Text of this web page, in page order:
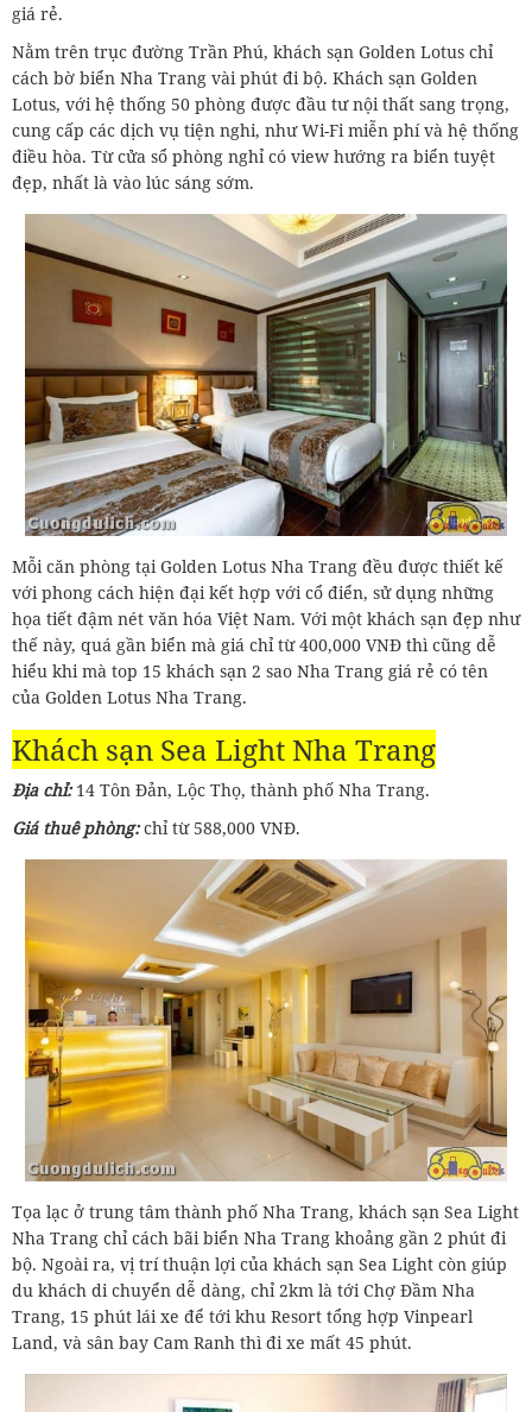
giá rẻ.
Nằm trên trục đường Trần Phú, khách sạn Golden Lotus chỉ
cách bờ biển Nha Trang vài phút đi bộ. Khách sạn Golden
Lotus, với hệ thống 50 phòng được đầu tư nội thất sang trọng,
cung cấp các dịch vụ tiện nghi, như Wi-Fi miễn phí và hệ thống
điều hòa. Từ cửa sổ phòng nghỉ có view hướng ra biển tuyệt
đẹp, nhất là vào lúc sáng sớm.
Mỗi căn phòng tại Golden Lotus Nha Trang đều được thiết kế
với phong cách hiện đại kết hợp với cổ điển, sử dụng những
họa tiết đậm nét văn hóa Việt Nam. Với một khách sạn đẹp như
thế này, quá gần biển mà giá chỉ từ 400,000 VNĐ thì cũng dễ
hiểu khi mà top 15 khách sạn 2 sao Nha Trang giá rẻ có tên
của Golden Lotus Nha Trang.
Khách sạn Sea Light Nha Trang
Địa chỉ:14 Tôn Đản, Lộc Thọ, thành phố Nha Trang.
Giá thuê phòng:chỉ từ 588,000 VNĐ.
Tọa lạc ở trung tâm thành phố Nha Trang, khách sạn Sea Light
Nha Trang chỉ cách bãi biển Nha Trang khoảng gần 2 phút đi
bộ. Ngoài ra, vị trí thuận lợi của khách sạn Sea Light còn giúp
du khách di chuyển dễ dàng, chỉ 2km là tới Chợ Đầm Nha
Trang, 15 phút lái xe để tới khu Resort tổng hợp Vinpearl
Land, và sân bay Cam Ranh thì đi xe mất 45 phút.